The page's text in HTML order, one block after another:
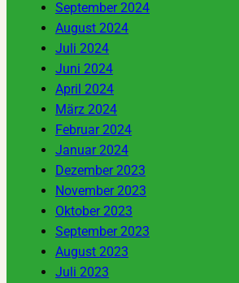
September 2024
August 2024
Juli 2024
Juni 2024
April 2024
März 2024
Februar 2024
Januar 2024
Dezember 2023
November 2023
Oktober 2023
September 2023
August 2023
Juli 2023